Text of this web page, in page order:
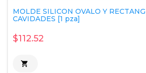
MOLDE SILICON OVALO Y
CAVIDADES [1 pza]
$112.52
